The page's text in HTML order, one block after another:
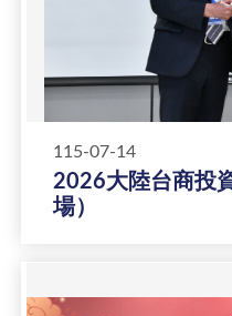
115-07-14
2026大陸台商投
場）